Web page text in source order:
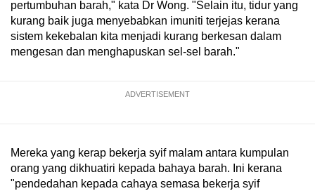
pertumbuhan barah," kata Dr Wong. "Selain itu, tidur yang
kurang baik juga menyebabkan imuniti terjejas kerana
sistem kekebalan kita menjadi kurang berkesan dalam
mengesan dan menghapuskan sel-sel barah."
ADVERTISEMENT
Mereka yang kerap bekerja syif malam antara kumpulan
orang yang dikhuatiri kepada bahaya barah. Ini kerana
"pendedahan kepada cahaya semasa bekerja syif